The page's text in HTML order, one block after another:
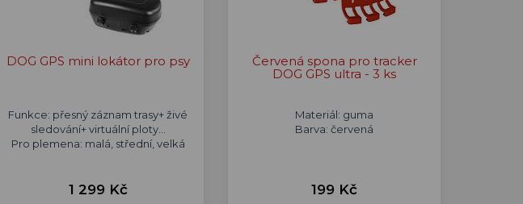
DOG GPS mini lokátor pro psy
Funkce: přesný záznam trasy+ živé
sledování+ virtuální ploty...
Pro plemena: malá, střední, velká
1 299 Kč
Červená spona pro tracker
DOG GPS ultra - 3 ks
Materiál: guma
Barva: červená
199 Kč